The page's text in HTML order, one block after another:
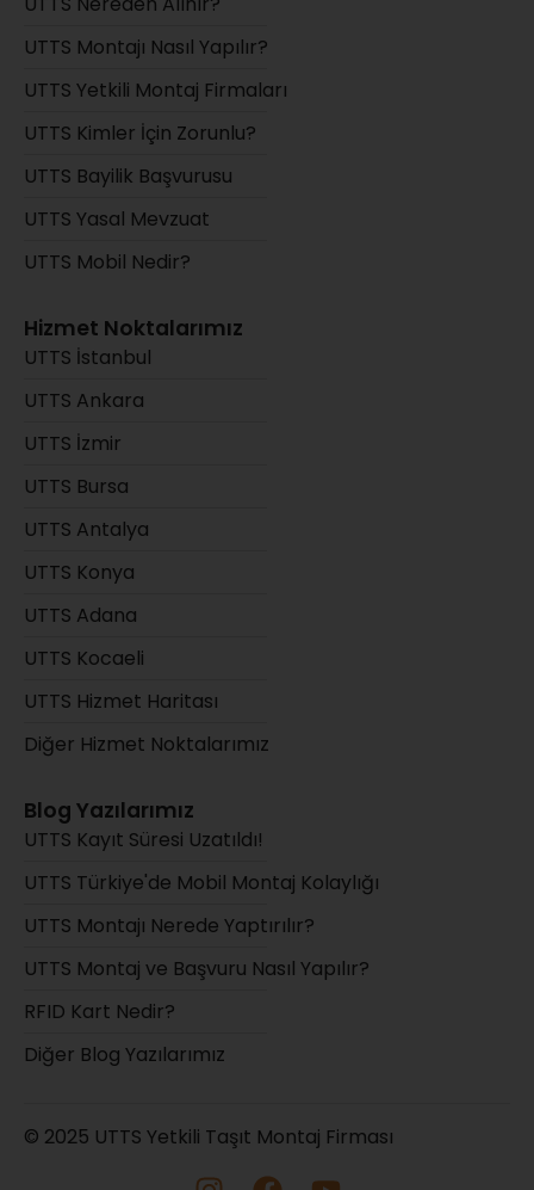
UTTS Montajı Nasıl Yapılır?
UTTS Yetkili Montaj Firmaları
UTTS Kimler İçin Zorunlu?
UTTS Bayilik Başvurusu
UTTS Yasal Mevzuat
UTTS Mobil Nedir?
Hizmet Noktalarımız
UTTS İstanbul
UTTS Ankara
UTTS İzmir
UTTS Bursa
UTTS Antalya
UTTS Konya
UTTS Adana
UTTS Kocaeli
UTTS Hizmet Haritası
Diğer Hizmet Noktalarımız
Blog Yazılarımız
UTTS Kayıt Süresi Uzatıldı!
UTTS Türkiye'de Mobil Montaj Kolaylığı
UTTS Montajı Nerede Yaptırılır?
UTTS Montaj ve Başvuru Nasıl Yapılır?
RFID Kart Nedir?
Diğer Blog Yazılarımız
© 2025 UTTS Yetkili Taşıt Montaj Firması